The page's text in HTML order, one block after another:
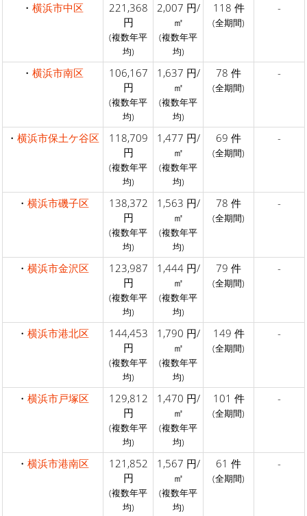
・ 横浜市中区
221,368
円
(複数年平
均)
2,007 円/
㎡
(複数年平
均)
118 件
(全期間)
-
・ 横浜市南区
106,167
円
(複数年平
均)
1,637 円/
㎡
(複数年平
均)
78 件
(全期間)
-
・ 横浜市保土ケ谷区
118,709
円
(複数年平
均)
1,477 円/
㎡
(複数年平
均)
69 件
(全期間)
-
・ 横浜市磯子区
138,372
円
(複数年平
均)
1,563 円/
㎡
(複数年平
均)
78 件
(全期間)
-
・ 横浜市金沢区
123,987
円
(複数年平
均)
1,444 円/
㎡
(複数年平
均)
79 件
(全期間)
-
・ 横浜市港北区
144,453
円
(複数年平
均)
1,790 円/
㎡
(複数年平
均)
149 件
(全期間)
-
・ 横浜市戸塚区
129,812
円
(複数年平
均)
1,470 円/
㎡
(複数年平
均)
101 件
(全期間)
-
・ 横浜市港南区
121,852
円
(複数年平
均)
1,567 円/
㎡
(複数年平
均)
61 件
(全期間)
-